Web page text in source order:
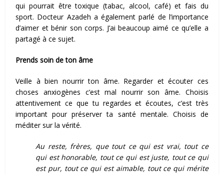
qui pourrait être toxique (tabac, alcool, café) et fais du
sport. Docteur Azadeh a également parlé de l’importance
d’aimer et bénir son corps. J’ai beaucoup aimé ce qu’elle a
partagé à ce sujet.
Prends soin de ton âme
Veille à bien nourrir ton âme. Regarder et écouter ces
choses anxiogènes c’est mal nourrir son âme. Choisis
attentivement ce que tu regardes et écoutes, c’est très
important pour préserver ta santé mentale. Choisis de
méditer sur la vérité.
Au reste, frères, que tout ce qui est vrai, tout ce
qui est honorable, tout ce qui est juste, tout ce qui
est pur, tout ce qui est aimable, tout ce qui mérite